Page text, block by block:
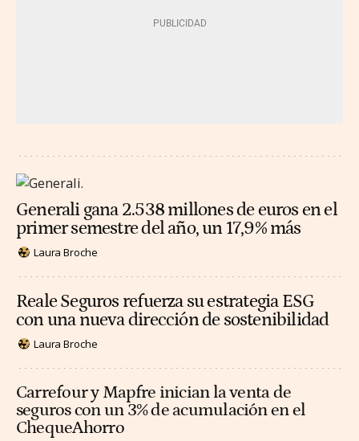
Generali gana 2.538 millones de euros en el
primer semestre del año, un 17,9% más
Laura Broche
Reale Seguros refuerza su estrategia ESG
con una nueva dirección de sostenibilidad
Laura Broche
Carrefour y Mapfre inician la venta de
seguros con un 3% de acumulación en el
ChequeAhorro